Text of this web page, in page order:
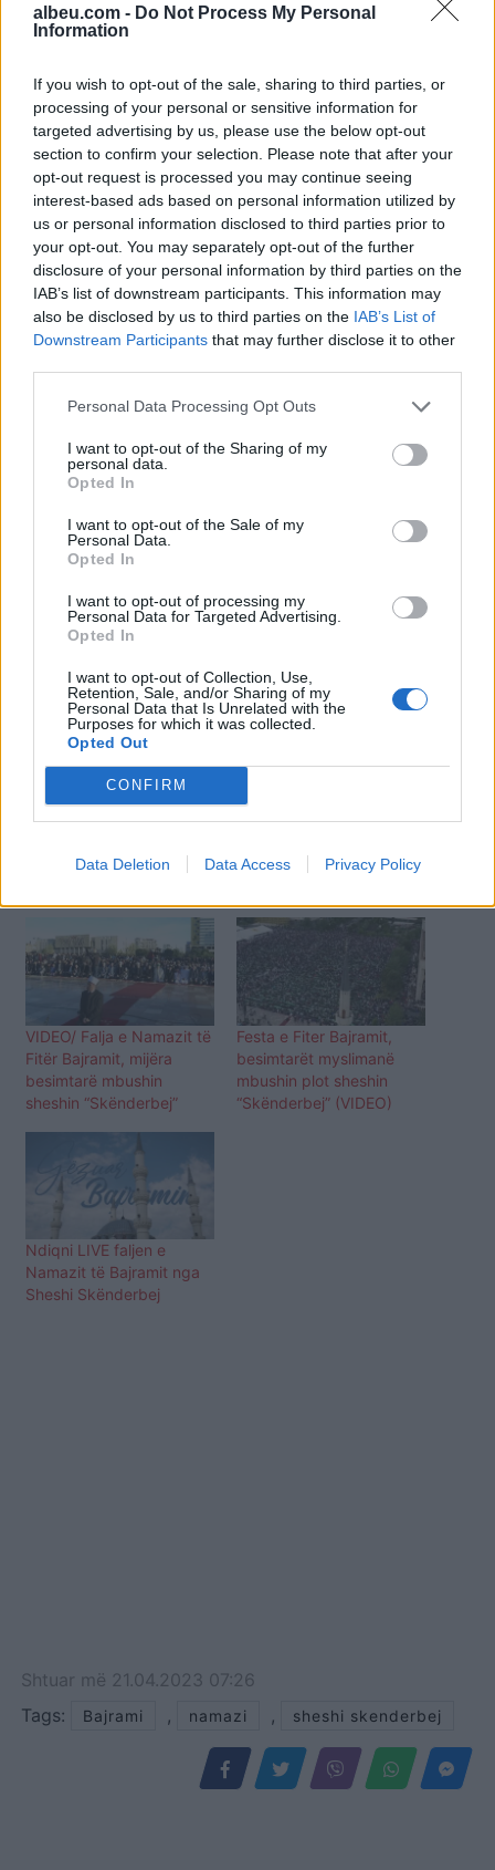
albeu.com - Do Not Process My Personal
Information
If you wish to opt-out of the sale, sharing to third parties, or
processing of your personal or sensitive information for
targeted advertising by us, please use the below opt-out
section to confirm your selection. Please note that after your
opt-out request is processed you may continue seeing
interest-based ads based on personal information utilized by
us or personal information disclosed to third parties prior to
your opt-out. You may separately opt-out of the further
disclosure of your personal information by third parties on the
IAB’s list of downstream participants. This information may
also be disclosed by us to third parties on the IAB’s List of
Downstream Participants that may further disclose it to other
Personal Data Processing Opt Outs
I want to opt-out of the Sharing of my
personal data.
Opted In
I want to opt-out of the Sale of my
Personal Data.
Opted In
I want to opt-out of processing my
Personal Data for Targeted Advertising.
Opted In
I want to opt-out of Collection, Use,
Retention, Sale, and/or Sharing of my
Personal Data that Is Unrelated with the
Purposes for which it was collected.
Opted Out
CONFIRM
Data Deletion Data Access Privacy Policy
përfundon agjërimi. E kundërta veprohet gjatë
asgjë derisa kthehemi prej namazit të Bajramit.
Shpërndarja e sadakat’ul-fitrit (dhe zekatit)
për Fitër Bajram
Koha e fundit për ta dhënë sadakt’ul-fitritn në
institucionet e Bashkësisë Islame është namazi
i Bajramit. Në rrethanat e atëhershme,
Muhammedi a.s. ka urdhëruar që sadaka të
ndahet para namazit. Për shkak të rrethanave
të tjera të banimit, të urbanizimit të qyteteve
etj., kohëve të fundit sadakat’ul-fitri
organizohet ndryshe, tubohet më herët nga
kategorive të ndryshme, që i përgjigjet
standardit të besimtarëve. Këto mjete duhet të
shpërndahen institucionalisht në pajtim me
ajetin kur’anor Et-Tewbe, 60, ose disa prej
“Zeqati u takon vetëm të varfërve dhe të
mjerëve, edhe atyre që e tubojnë, edhe atyre
zemrat e të cilëve duhet përfituar, edhe për
lirimin e robërve, dhe të ngarkuarve me borxhe,
edhe për hir të rrugës së Allahu, edhe
udhëtarëve – mysafirë, si obligim nga All-llahu.
Kurse All-llahu i di të tëra dhe është i urtë.” (Et-
Tewbe, 60)./Albeu.com/.
VIDEO/ Falja e Namazit të
Fitër Bajramit, mijëra
besimtarë mbushin
sheshin “Skënderbej”
Festa e Fiter Bajramit,
besimtarët myslimanë
mbushin plot sheshin
“Skënderbej” (VIDEO)
Ndiqni LIVE faljen e
Namazit të Bajramit nga
Sheshi Skënderbej
Shtuar më 21.04.2023 07:26
Tags:
Bajrami , namazi , sheshi skenderbej